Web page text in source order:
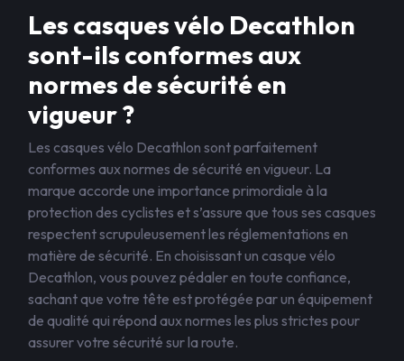
Les casques vélo Decathlon
sont-ils conformes aux
normes de sécurité en
vigueur ?
Les casques vélo Decathlon sont parfaitement
conformes aux normes de sécurité en vigueur. La
marque accorde une importance primordiale à la
protection des cyclistes et s’assure que tous ses casques
respectent scrupuleusement les réglementations en
matière de sécurité. En choisissant un casque vélo
Decathlon, vous pouvez pédaler en toute confiance,
sachant que votre tête est protégée par un équipement
de qualité qui répond aux normes les plus strictes pour
assurer votre sécurité sur la route.